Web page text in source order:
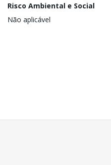
Risco Ambiental e Social
Não aplicável